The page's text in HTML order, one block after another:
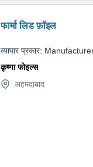
फार्मा लिड फ़ॉइल
व्यापार प्रकार:
कृष्णा फोइल्स
अहमदाबाद